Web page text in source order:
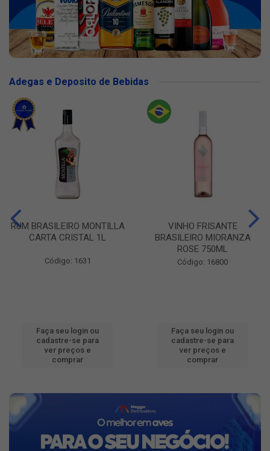
Adegas e Deposito de Bebidas
RUM BRASILEIRO MONTILLA
CARTA CRISTAL 1L
Código: 1631
Faça seu login ou
cadastre-se para
ver preços e
comprar
VINHO FRISANTE
BRASILEIRO MIORANZA
ROSE 750ML
Código: 16800
Faça seu login ou
cadastre-se para
ver preços e
comprar